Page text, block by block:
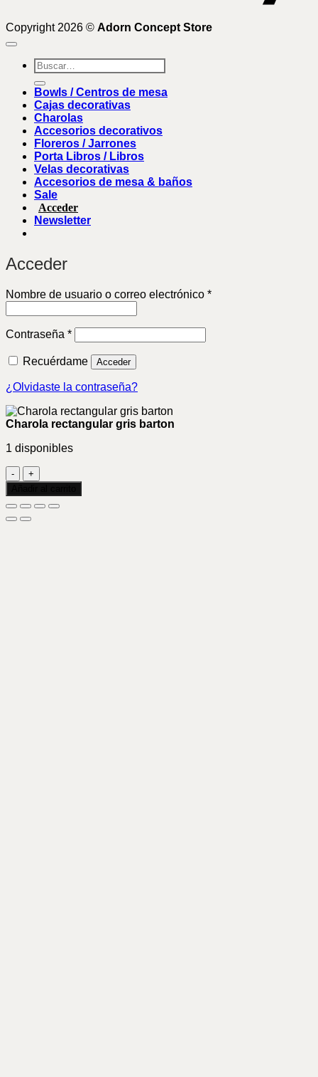
Copyright 2026 © Adorn Concept Store
Buscar
por:
Bowls / Centros de mesa
Cajas decorativas
Charolas
Accesorios decorativos
Floreros / Jarrones
Porta Libros / Libros
Velas decorativas
Accesorios de mesa & baños
Sale
Acceder
Newsletter
Acceder
Nombre de usuario o correo electrónico *Obligatorio
Contraseña *Obligatorio
Recuérdame Acceder
¿Olvidaste la contraseña?
Charola rectangular gris barton
1 disponibles
Charola
rectangular
gris
barton
cantidad